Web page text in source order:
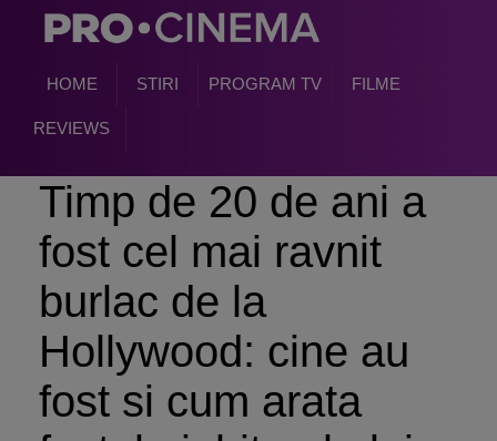
HOME STIRI PROGRAM TV FILME
REVIEWS
Timp de 20 de ani a
fost cel mai ravnit
burlac de la
Hollywood: cine au
fost si cum arata